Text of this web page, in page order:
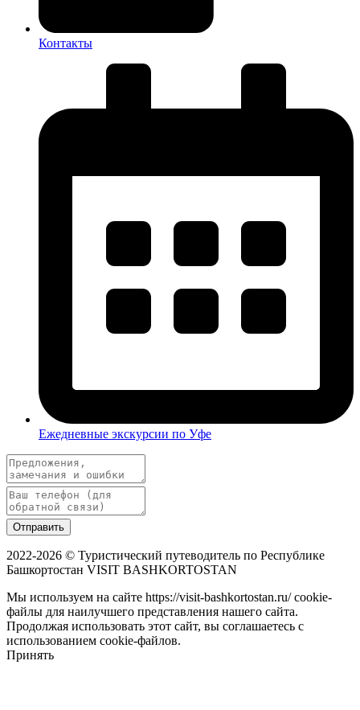
Контакты
Ежедневные экскурсии по Уфе
Отправить
2022-2026 © Туристический путеводитель по Республике
Башкортостан VISIT BASHKORTOSTAN
Мы используем на сайте https://visit-bashkortostan.ru/ cookie-
файлы для наилучшего представления нашего сайта.
Продолжая использовать этот сайт, вы соглашаетесь с
использованием cookie-файлов.
Принять